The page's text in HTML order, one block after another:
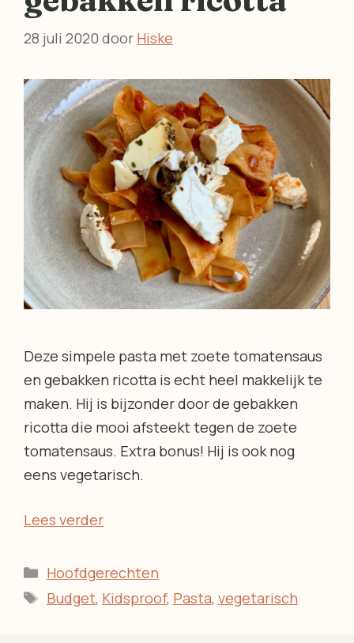
28 juli 2020 door Hiske
Deze simpele pasta met zoete tomatensaus
en gebakken ricotta is echt heel makkelijk te
maken. Hij is bijzonder door de gebakken
ricotta die mooi afsteekt tegen de zoete
tomatensaus. Extra bonus! Hij is ook nog
eens vegetarisch.
Lees verder
Categorieën
Hoofdgerechten
Tags
Budget, Kidsproof, Pasta, vegetarisch